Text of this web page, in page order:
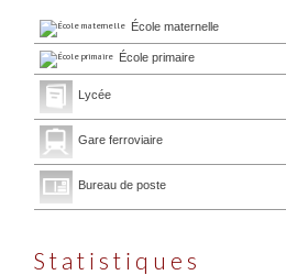
École maternelle
École primaire
Lycée
Gare ferroviaire
Bureau de poste
Statistiques